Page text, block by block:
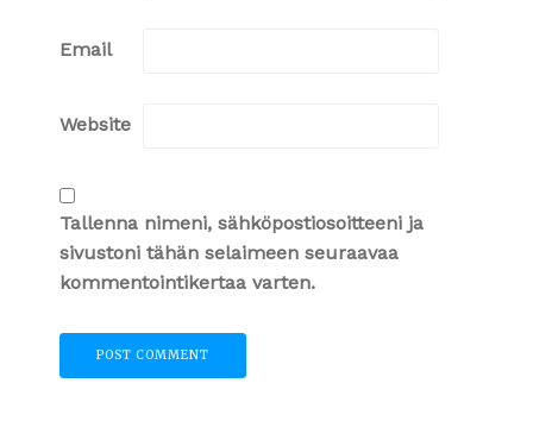
Email
Website
Tallenna nimeni, sähköpostiosoitteeni ja
sivustoni tähän selaimeen seuraavaa
kommentointikertaa varten.